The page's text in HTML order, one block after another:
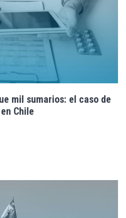
mil sumarios: el caso de
Chile